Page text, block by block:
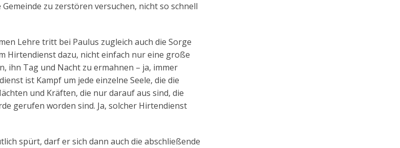
zu zerstören versuchen, nicht so schnell
Lehre tritt bei Paulus zugleich auch die Sorge
Hirtendienst dazu, nicht einfach nur eine große
ihn Tag und Nacht zu ermahnen – ja, immer
ist Kampf um jede einzelne Seele, die die
und Kräften, die nur darauf aus sind, die
gerufen worden sind. Ja, solcher Hirtendienst
spürt, darf er sich dann auch die abschließende